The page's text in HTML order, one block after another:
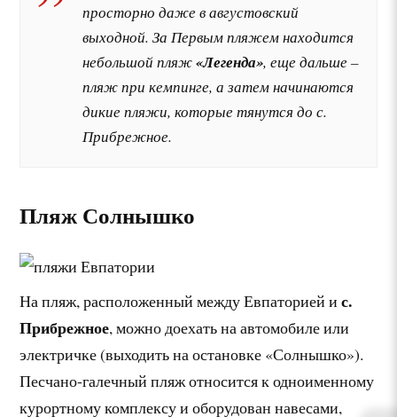
просторно даже в августовский
выходной. За Первым пляжем находится
небольшой пляж«Легенда», еще дальше –
пляж при кемпинге, а затем начинаются
дикие пляжи, которые тянутся до с.
Прибрежное.
Пляж Солнышко
На пляж, расположенный между Евпаторией ис.
Прибрежное, можно доехать на автомобиле или
электричке (выходить на остановке «Солнышко»).
Песчано-галечный пляж относится к одноименному
курортному комплексу и оборудован навесами,